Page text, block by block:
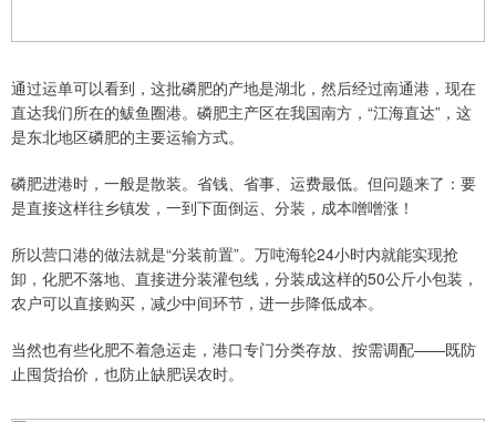
通过运单可以看到，这批磷肥的产地是湖北，然后经过南通港，现在
直达我们所在的鲅鱼圈港。磷肥主产区在我国南方，“江海直达”，这
是东北地区磷肥的主要运输方式。
磷肥进港时，一般是散装。省钱、省事、运费最低。但问题来了：要
是直接这样往乡镇发，一到下面倒运、分装，成本噌噌涨！
所以营口港的做法就是“分装前置”。万吨海轮24小时内就能实现抢
卸，化肥不落地、直接进分装灌包线，分装成这样的50公斤小包装，
农户可以直接购买，减少中间环节，进一步降低成本。
当然也有些化肥不着急运走，港口专门分类存放、按需调配——既防
止囤货抬价，也防止缺肥误农时。